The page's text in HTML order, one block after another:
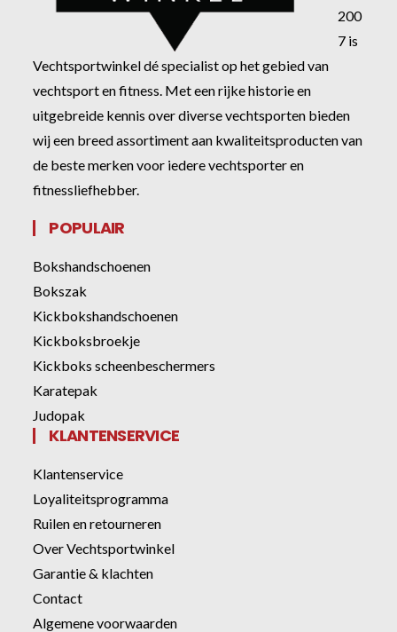
200
7 is
Vechtsportwinkel dé specialist op het gebied van
vechtsport en fitness. Met een rijke historie en
uitgebreide kennis over diverse vechtsporten bieden
wij een breed assortiment aan kwaliteitsproducten van
de beste merken voor iedere vechtsporter en
fitnessliefhebber.
POPULAIR
Bokshandschoenen
Bokszak
Kickbokshandschoenen
Kickboksbroekje
Kickboks scheenbeschermers
Karatepak
Judopak
KLANTENSERVICE
Klantenservice
Loyaliteitsprogramma
Ruilen en retourneren
Over Vechtsportwinkel
Garantie & klachten
Contact
Algemene voorwaarden